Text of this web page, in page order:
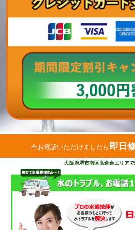
今お電話いただけましたら 即日
大阪府堺市南区高倉台エリア